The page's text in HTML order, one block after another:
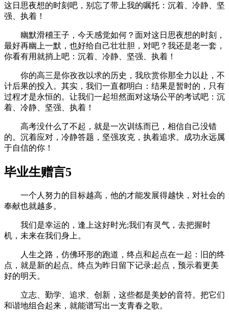
这日思夜想的时刻吧，别忘了带上我的嘱托：沉着、冷静、坚
强、执着！
幽默滑稽王子，今天感觉如何？面对这日思夜想的时刻，
最好再幽上一默，也好给自己壮壮胆，对吧？我还是老一套，
你看有用就捎上吧：沉着、冷静、坚强、执着！
你的高三是你孜孜以求的历史，我欣赏你那全力以赴，不
计后果的投入。其实，我们一直都明白：结果是暂时的，只有
过程才是永恒的。让我们一起坦然面对这场公平的考试吧：沉
着、冷静、坚强、执着！
高考没什么了不起，就是一次训练而已，相信自己没错
的。沉着应对，冷静答题，坚强攻克，执着追求。成功永远属
于自信的你！
毕业生赠言5
一个人努力的目标越高，他的才能发展得越快，对社会的
奉献也就越多。
我们是幸运的，逢上这好时光;我们有灵气，去把握时
机，未来在我们身上。
人生之路，仿佛环形的跑道，终点和起点在一起：旧的终
点，就是新的起点。终点为昨日留下记录;起点，预示着更美
好的明天。
立志、勤学、追求、创新，这些都是美妙的音符。把它们
和谐地组合起来，就能谱写出一支青春之歌。